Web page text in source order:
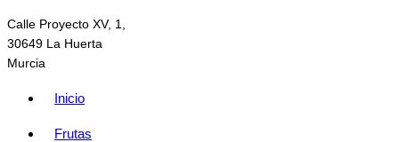
Calle Proyecto XV, 1,
30649 La Huerta
Murcia
Inicio
Frutas